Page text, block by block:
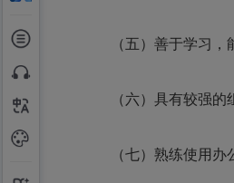
（五）善于学习
（六）具有较强的
（七）熟练使用